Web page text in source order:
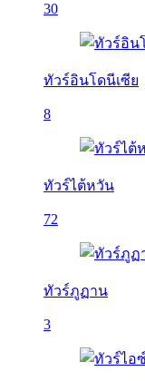
30
ทัวร์อินโดนีเซีย
8
ทัวร์ไต้หวัน
72
ทัวร์ภูฏาน
3